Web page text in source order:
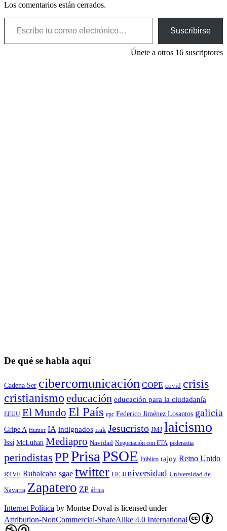
Los comentarios están cerrados.
Escribe tu correo electrónico…
Suscribirse
Únete a otros 16 suscriptores
De qué se habla aquí
Cadena Ser cibercomunicación COPE covid crisis
cristianismo educación educación para la ciudadaní­a
EEUU El Mundo El País epc Federico Jiménez Losantos galicia
Gripe A Humor IA indignados irak Jesucristo JMJ laicismo
lssi McLuhan Mediapro Navidad Negociación con ETA pederastia
periodistas PPPrisaPSOE Público rajoy Reino Unido
RTVE Rubalcaba sgae twitter UE universidad Universidad de
Navarra Zapatero ZP áfrica
Internet Política by Montse Doval is licensed under
Attribution-NonCommercial-ShareAlike 4.0 International